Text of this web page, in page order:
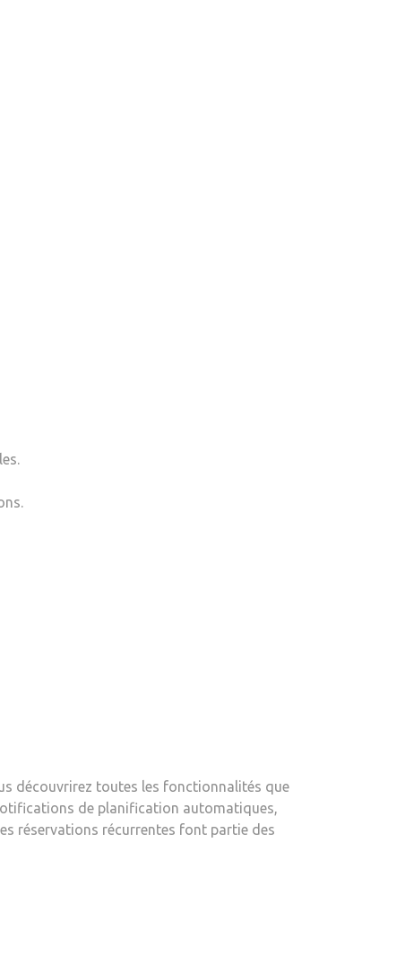
découvrirez toutes les fonctionnalités que
de planification automatiques,
réservations récurrentes font partie des